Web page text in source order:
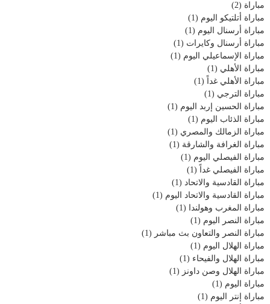
مباراة (2)
مباراة أتلتيكو اليوم (1)
مباراة أرسنال اليوم (1)
مباراة أرسنال وكايرات (1)
مباراة الإسماعيلي اليوم (1)
مباراة الأهلي (1)
مباراة الأهلي غداً (1)
مباراة الترجي (1)
مباراة الحسين إربد اليوم (1)
مباراة الذئاب اليوم (1)
مباراة الزمالك والمصري (1)
مباراة الغرافة والشارقة (1)
مباراة الفيصلي اليوم (1)
مباراة الفيصلي غداً (1)
مباراة القادسية والاتحاد (1)
مباراة القادسية والاتحاد اليوم (1)
مباراة المغرب وهولندا (1)
مباراة النصر اليوم (1)
مباراة النصر والتعاون بث مباشر (1)
مباراة الهلال اليوم (1)
مباراة الهلال والفيحاء (1)
مباراة الهلال وصن داونز (1)
مباراة اليوم (1)
مباراة إنتر اليوم (1)